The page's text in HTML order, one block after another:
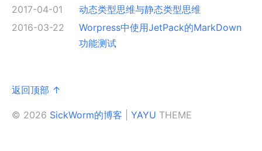
2017-04-01
动态类型思维与静态类型思维
2016-03-22
Worpress中使用JetPack的MarkDown
功能测试
返回顶部 ↑
© 2026 SickWorm的博客 YAYU THEME